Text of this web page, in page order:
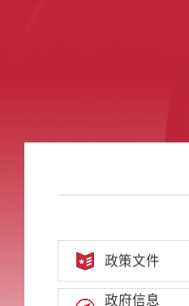
政策文件
政府信息